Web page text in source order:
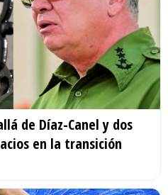
de Díaz-Canel y dos
en la transición